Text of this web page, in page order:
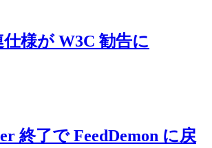
仕様が W3C 勧告に
終了で FeedDemon に戻